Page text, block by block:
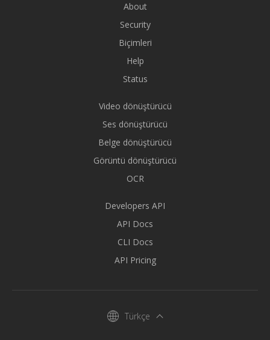
About
Security
Biçimleri
Help
Status
Video dönüştürücü
Ses dönüştürücü
Belge dönüştürücü
Görüntü dönüştürücü
OCR
Developers API
API Docs
CLI Docs
API Pricing
Türkçe